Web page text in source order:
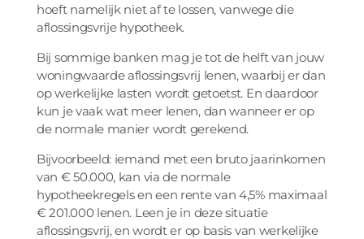
hoeft namelijk niet af te lossen, vanwege die
aflossingsvrije hypotheek.
Bij sommige banken mag je tot de helft van jouw
woningwaarde aflossingsvrij lenen, waarbij er dan
op werkelijke lasten wordt getoetst. En daardoor
kun je vaak wat meer lenen, dan wanneer er op
de normale manier wordt gerekend.
Bijvoorbeeld: iemand met een bruto jaarinkomen
van € 50.000, kan via de normale
hypotheekregels en een rente van 4,5% maximaal
€ 201.000 lenen. Leen je in deze situatie
aflossingsvrij, en wordt er op basis van werkelijke